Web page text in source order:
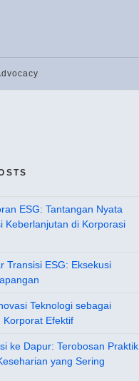
ESG: Tantangan Nyata
Keberlanjutan di Korporasi
Transisi ESG: Eksekusi
Teknologi sebagai
Korporat Efektif
ke Dapur: Terobosan Praktik
yang Sering